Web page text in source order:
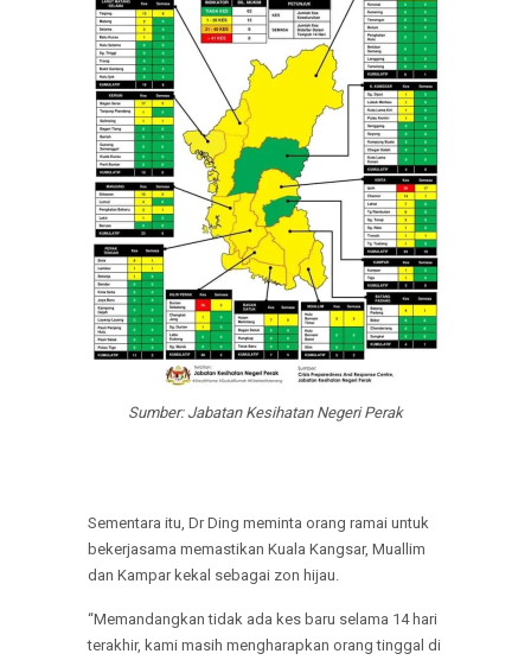
Sumber: Jabatan Kesihatan Negeri Perak
Sementara itu, Dr Ding meminta orang ramai untuk
bekerjasama memastikan Kuala Kangsar, Muallim
dan Kampar kekal sebagai zon hijau.
“Memandangkan tidak ada kes baru selama 14 hari
terakhir, kami masih mengharapkan orang tinggal di